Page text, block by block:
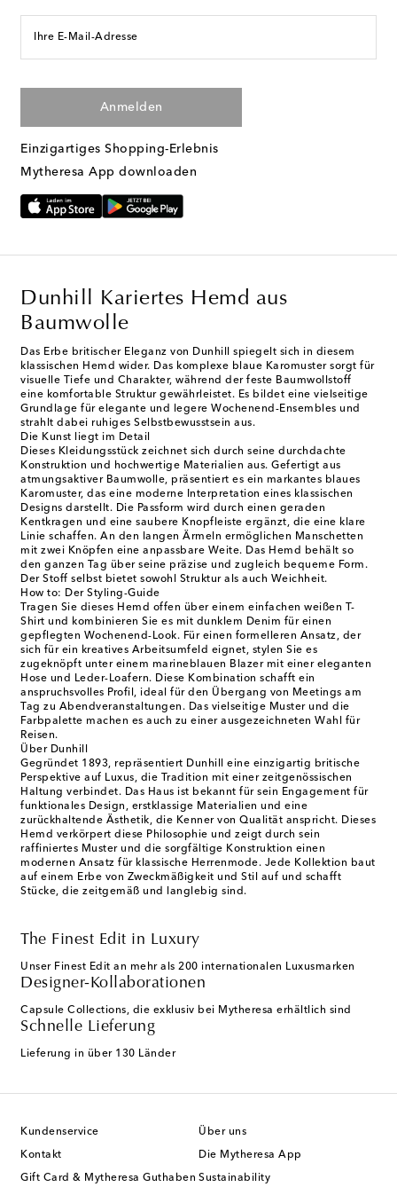
Ihre E-Mail-Adresse
Anmelden
Einzigartiges Shopping-Erlebnis
Mytheresa App downloaden
Dunhill Kariertes Hemd aus
Baumwolle
Das Erbe britischer Eleganz von Dunhill spiegelt sich in diesem
klassischen Hemd wider. Das komplexe blaue Karomuster sorgt für
visuelle Tiefe und Charakter, während der feste Baumwollstoff
eine komfortable Struktur gewährleistet. Es bildet eine vielseitige
Grundlage für elegante und legere Wochenend-Ensembles und
strahlt dabei ruhiges Selbstbewusstsein aus.
Die Kunst liegt im Detail
Dieses Kleidungsstück zeichnet sich durch seine durchdachte
Konstruktion und hochwertige Materialien aus. Gefertigt aus
atmungsaktiver Baumwolle, präsentiert es ein markantes blaues
Karomuster, das eine moderne Interpretation eines klassischen
Designs darstellt. Die Passform wird durch einen geraden
Kentkragen und eine saubere Knopfleiste ergänzt, die eine klare
Linie schaffen. An den langen Ärmeln ermöglichen Manschetten
mit zwei Knöpfen eine anpassbare Weite. Das Hemd behält so
den ganzen Tag über seine präzise und zugleich bequeme Form.
Der Stoff selbst bietet sowohl Struktur als auch Weichheit.
How to: Der Styling-Guide
Tragen Sie dieses Hemd offen über einem einfachen weißen T-
Shirt und kombinieren Sie es mit dunklem Denim für einen
gepflegten Wochenend-Look. Für einen formelleren Ansatz, der
sich für ein kreatives Arbeitsumfeld eignet, stylen Sie es
zugeknöpft unter einem marineblauen Blazer mit einer eleganten
Hose und Leder-Loafern. Diese Kombination schafft ein
anspruchsvolles Profil, ideal für den Übergang von Meetings am
Tag zu Abendveranstaltungen. Das vielseitige Muster und die
Farbpalette machen es auch zu einer ausgezeichneten Wahl für
Reisen.
Über Dunhill
Gegründet 1893, repräsentiert Dunhill eine einzigartig britische
Perspektive auf Luxus, die Tradition mit einer zeitgenössischen
Haltung verbindet. Das Haus ist bekannt für sein Engagement für
funktionales Design, erstklassige Materialien und eine
zurückhaltende Ästhetik, die Kenner von Qualität anspricht. Dieses
Hemd verkörpert diese Philosophie und zeigt durch sein
raffiniertes Muster und die sorgfältige Konstruktion einen
modernen Ansatz für klassische Herrenmode. Jede Kollektion baut
auf einem Erbe von Zweckmäßigkeit und Stil auf und schafft
Stücke, die zeitgemäß und langlebig sind.
The Finest Edit in Luxury
Unser Finest Edit an mehr als 200 internationalen Luxusmarken
Designer-Kollaborationen
Capsule Collections, die exklusiv bei Mytheresa erhältlich sind
Schnelle Lieferung
Lieferung in über 130 Länder
Kundenservice
Kontakt
Gift Card & Mytheresa Guthaben
Über uns
Die Mytheresa App
Sustainability